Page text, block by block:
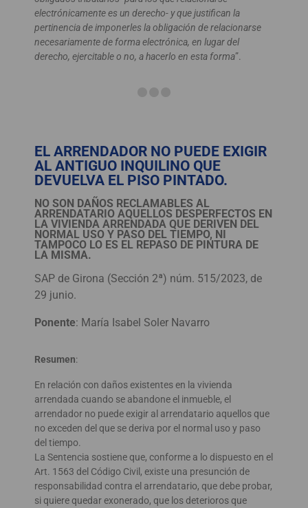
electrónicamente es un derecho- y que justifican la
pertinencia de imponerles la obligación de relacionarse
necesariamente de forma electrónica, en lugar del
derecho, ejercitable o no, a hacerlo en esta forma”.
EL ARRENDADOR NO PUEDE EXIGIR
AL ANTIGUO INQUILINO QUE
DEVUELVA EL PISO PINTADO.
NO SON DAÑOS RECLAMABLES AL
ARRENDATARIO AQUELLOS DESPERFECTOS EN
LA VIVIENDA ARRENDADA QUE DERIVEN DEL
NORMAL USO Y PASO DEL TIEMPO, NI
TAMPOCO LO ES EL REPASO DE PINTURA DE
LA MISMA.
SAP de Girona (Sección 2ª) núm. 515/2023, de
29 junio.
Ponente: María Isabel Soler Navarro
Resumen:
En relación con daños existentes en la vivienda
arrendada cuando se abandone el inmueble, el
arrendador no puede exigir al arrendatario aquellos que
no exceden del que se deriva por el normal uso y paso
del tiempo.
La Sentencia sostiene que, conforme a lo dispuesto en el
Art. 1563 del Código Civil, existe una presunción de
responsabilidad contra el arrendatario, que debe probar,
si quiere quedar exonerado, que los deterioros que